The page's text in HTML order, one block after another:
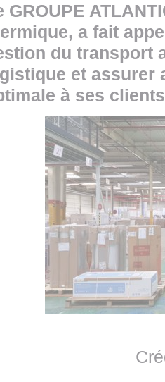
GROUPE
a fait
du transport
et assurer
à ses